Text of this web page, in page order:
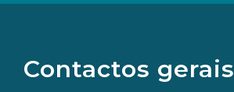
Contactos gerais
redes
sociais